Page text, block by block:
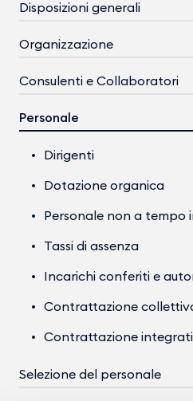
Disposizioni generali
Organizzazione
Consulenti e Collaboratori
Personale
Dirigenti
Dotazione organica
Personale non a tempo
Tassi di assenza
Incarichi conferiti e
Contrattazione
Contrattazione
Selezione del personale